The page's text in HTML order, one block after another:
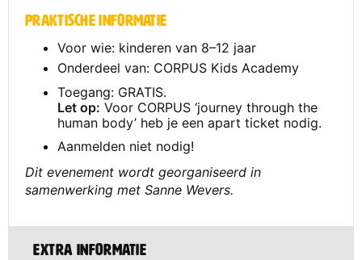
Praktische informatie
Voor wie: kinderen van 8–12 jaar
Onderdeel van: CORPUS Kids Academy
Toegang: GRATIS.
Let op: Voor CORPUS ‘journey through the
human body’ heb je een apart ticket nodig.
Aanmelden niet nodig!
Dit evenement wordt georganiseerd in
samenwerking met Sanne Wevers.